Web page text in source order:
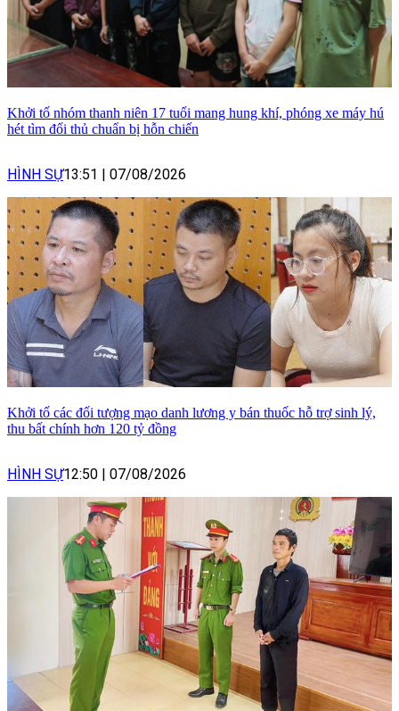
Khởi tố nhóm thanh niên 17 tuổi mang hung khí, phóng xe máy hú
hét tìm đối thủ chuẩn bị hỗn chiến
HÌNH SỰ13:51 07/08/2026
Khởi tố các đối tượng mạo danh lương y bán thuốc hỗ trợ sinh lý,
thu bất chính hơn 120 tỷ đồng
HÌNH SỰ12:50 | 07/08/2026